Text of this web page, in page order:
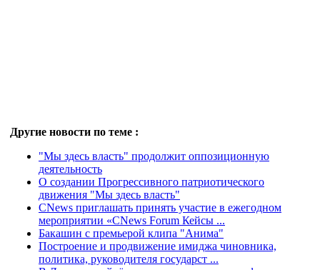
Другие новости по теме :
"Мы здесь власть" продолжит оппозиционную
деятельность
О создании Прогрессивного патриотического
движения "Мы здесь власть"
CNews приглашать принять участие в ежегодном
мероприятии «CNews Forum Кейсы ...
Бакашин с премьерой клипа "Анима"
Построение и продвижение имиджа чиновника,
политика, руководителя государст ...